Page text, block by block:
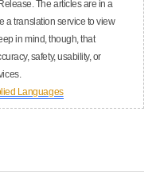
The articles are in a
a translation service to view
in mind, though, that
safety, usability, or
Languages